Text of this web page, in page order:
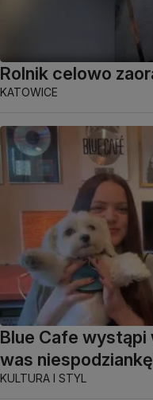
Rolnik celowo
KATOWICE
Blue Cafe wystąpi
was
KULTURA I STYL